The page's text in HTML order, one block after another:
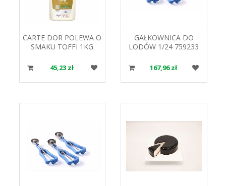
CARTE DOR POLEWA O
SMAKU TOFFI 1KG
45,23 zł
GAŁKOWNICA DO
LODÓW 1/24 759233
167,96 zł